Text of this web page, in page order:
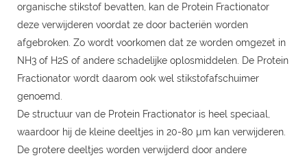
organische stikstof bevatten, kan de Protein Fractionator
deze verwijderen voordat ze door bacteriën worden
afgebroken. Zo wordt voorkomen dat ze worden omgezet in
NH3 of H2S of andere schadelijke oplosmiddelen. De Protein
Fractionator wordt daarom ook wel stikstofafschuimer
genoemd.
De structuur van de Protein Fractionator is heel speciaal,
waardoor hij de kleine deeltjes in 20-80 µm kan verwijderen.
De grotere deeltjes worden verwijderd door andere